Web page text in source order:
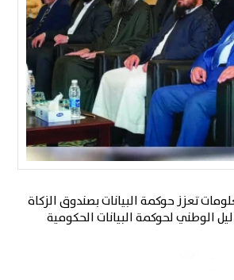
تعزز حوكمة البيانات بصندوق الزكاة
الوطني لحوكمة البيانات الحكومية